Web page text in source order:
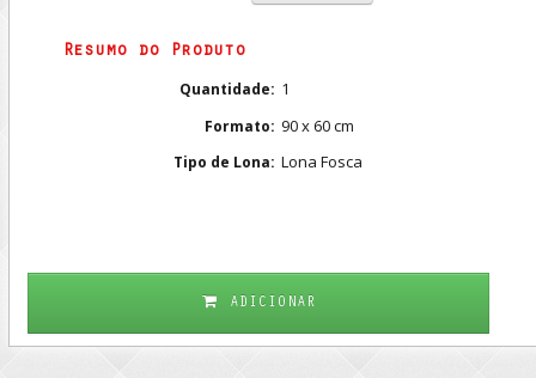
Resumo do Produto
Quantidade: 1
Formato: 90 x 60 cm
Tipo de Lona: Lona Fosca
ADICIONAR